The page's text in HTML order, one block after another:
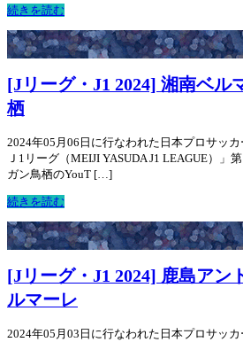
続きを読む
[Jリーグ・J1 2024] 湘南ベル
栖
2024年05月06日に行なわれた日本プロサッ
Ｊ1リーグ（MEIJI YASUDA J1 LEAGUE）」
ガン鳥栖のYouT […]
続きを読む
[Jリーグ・J1 2024] 鹿島アン
ルマーレ
2024年05月03日に行なわれた日本プロサッ